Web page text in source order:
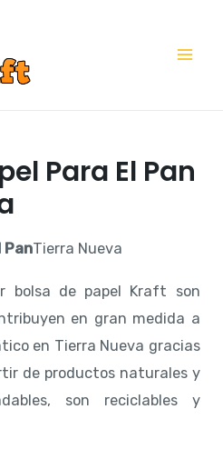
Para El Pan
PanTierra Nueva
bolsa de papel Kraft son
en gran medida a
en Tierra Nueva gracias
de productos naturales y
son reciclables y